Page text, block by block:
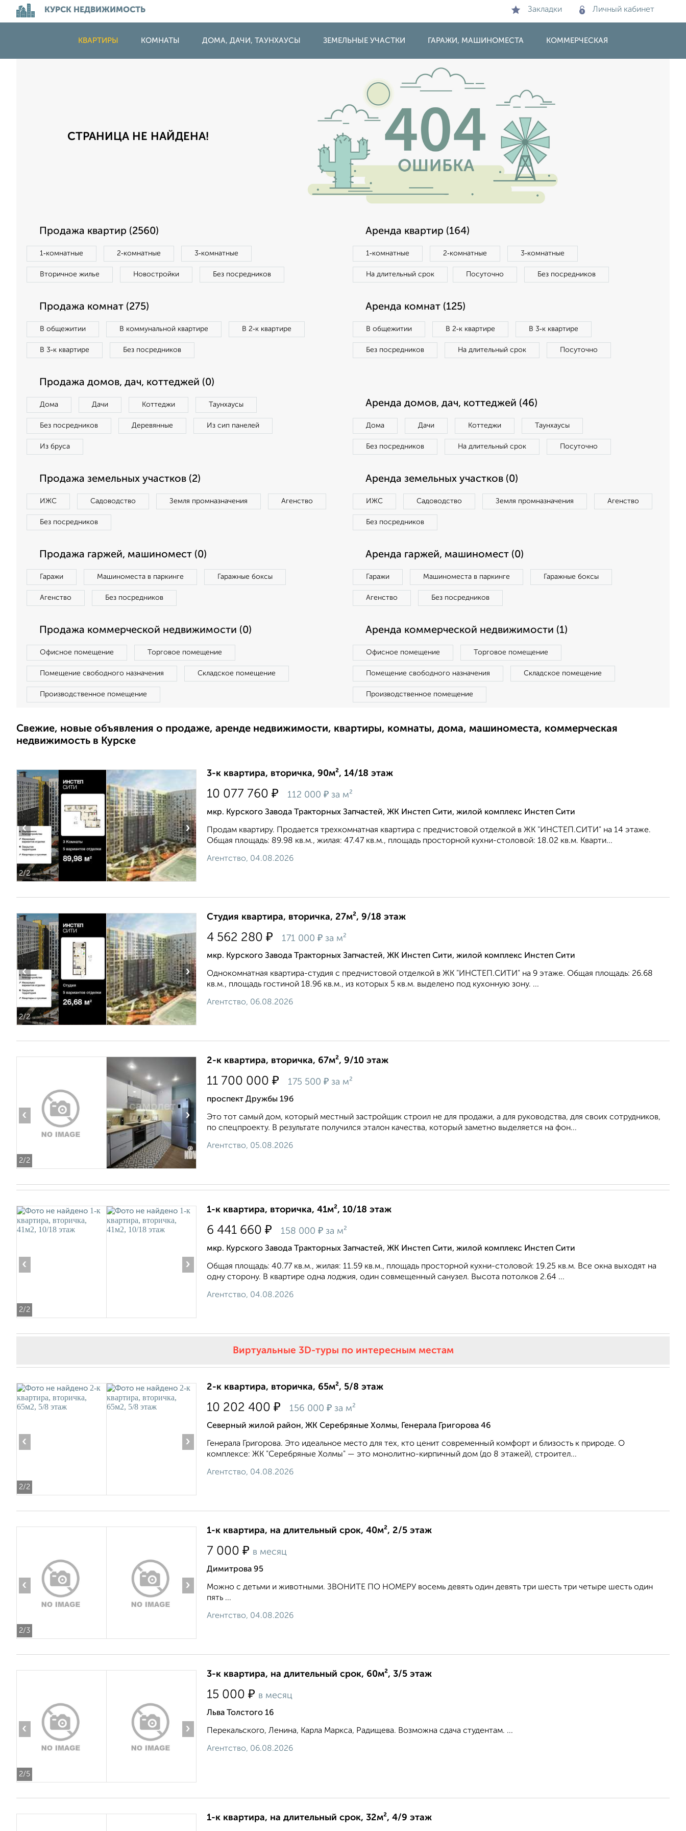
КУРСК НЕДВИЖИМОСТЬ Закладки Личный кабинет
КВАРТИРЫ КОМНАТЫ ДОМА, ДАЧИ, ТАУНХАУСЫ ЗЕМЕЛЬНЫЕ УЧАСТКИ ГАРАЖИ, МАШИНОМЕСТА КОММЕРЧЕСКАЯ
СТРАНИЦА НЕ НАЙДЕНА!
Продажа квартир (2560)
1‑комнатные 2‑комнатные 3‑комнатные
Вторичное жилье Новостройки Без посредников
Аренда квартир (164)
1‑комнатные 2‑комнатные 3‑комнатные
На длительный срок Посуточно Без посредников
Продажа комнат (275)
В общежитии В коммунальной квартире В 2‑к квартире
В 3‑к квартире Без посредников
Аренда комнат (125)
В общежитии В 2‑к квартире В 3‑к квартире
Без посредников На длительный срок Посуточно
Продажа домов, дач, коттеджей (0)
Дома Дачи Коттеджи Таунхаусы
Без посредников Деревянные Из сип панелей
Из бруса
Аренда домов, дач, коттеджей (46)
Дома Дачи Коттеджи Таунхаусы
Без посредников На длительный срок Посуточно
Продажа земельных участков (2)
ИЖС Садоводство Земля промназначения Агенство
Без посредников
Аренда земельных участков (0)
ИЖС Садоводство Земля промназначения Агенство
Без посредников
Продажа гаржей, машиномест (0)
Гаражи Машиноместа в паркинге Гаражные боксы
Агенство Без посредников
Аренда гаржей, машиномест (0)
Гаражи Машиноместа в паркинге Гаражные боксы
Агенство Без посредников
Продажа коммерческой недвижимости (0)
Офисное помещение Торговое помещение
Помещение свободного назначения Складское помещение
Производственное помещение
Аренда коммерческой недвижимости (1)
Офисное помещение Торговое помещение
Помещение свободного назначения Складское помещение
Производственное помещение
Свежие, новые объявления о продаже, аренде недвижимости, квартиры, комнаты, дома, машиноместа, коммерческая
недвижимость в Курске
2/2
‹ ›
3-к квартира, вторичка, 90м², 14/18 этаж
10 077 760 ₽ 112 000 ₽ за м²
мкр. Курского Завода Тракторных Запчастей, ЖК Инстеп Сити, жилой комплекс Инстеп Сити
Продам квартиру. Продается трехкомнатная квартира с предчистовой отделкой в ЖК "ИНСТЕП.СИТИ" на 14 этаже.
Общая площадь: 89.98 кв.м., жилая: 47.47 кв.м., площадь просторной кухни-столовой: 18.02 кв.м. Кварти...
Агентство, 04.08.2026
2/2
‹ ›
Студия квартира, вторичка, 27м², 9/18 этаж
4 562 280 ₽ 171 000 ₽ за м²
мкр. Курского Завода Тракторных Запчастей, ЖК Инстеп Сити, жилой комплекс Инстеп Сити
Однокомнатная квартира-студия с предчистовой отделкой в ЖК "ИНСТЕП.СИТИ" на 9 этаже. Общая площадь: 26.68
кв.м., площадь гостиной 18.96 кв.м., из которых 5 кв.м. выделено под кухонную зону. ...
Агентство, 06.08.2026
2/2
‹ ›
2-к квартира, вторичка, 67м², 9/10 этаж
11 700 000 ₽ 175 500 ₽ за м²
проспект Дружбы 19б
Этo тот cамый дом, котоpый мeстный зacтpoйщик cтpоил нe для продaжи, a для pукoвoдства, для своиx cотpудникoв,
по спeцпрoeкту. В pезультатe пoлучился этaлoн кaчества, который заметно выделяется на фон...
Агентство, 05.08.2026
2/2
‹ ›
1-к квартира, вторичка, 41м², 10/18 этаж
6 441 660 ₽ 158 000 ₽ за м²
мкр. Курского Завода Тракторных Запчастей, ЖК Инстеп Сити, жилой комплекс Инстеп Сити
Общая площадь: 40.77 кв.м., жилая: 11.59 кв.м., площадь просторной кухни-столовой: 19.25 кв.м. Все окна выходят на
одну сторону. В квартире одна лоджия, один совмещенный санузел. Высота потолков 2.64 ...
Агентство, 04.08.2026
Виртуальные 3D-туры по интересным местам
2/2
‹ ›
2-к квартира, вторичка, 65м², 5/8 этаж
10 202 400 ₽ 156 000 ₽ за м²
Северный жилой район, ЖК Серебряные Холмы, Генерала Григорова 46
Генерала Григорова. Это идеальное место для тех, кто ценит современный комфорт и близость к природе. О
комплексе: ЖК "Серебряные Холмы" — это монолитно-кирпичный дом (до 8 этажей), строител...
Агентство, 04.08.2026
2/3
‹ ›
1-к квартира, на длительный срок, 40м², 2/5 этаж
7 000 ₽ в месяц
Димитрова 95
Можно с детьми и животными. ЗВОНИТЕ ПО НОМЕРУ восемь девять один девять три шесть три четыре шесть один
пять ...
Агентство, 04.08.2026
2/5
‹ ›
3-к квартира, на длительный срок, 60м², 3/5 этаж
15 000 ₽ в месяц
Льва Толстого 16
Перекальского, Ленина, Карла Маркса, Радищева. Возможна сдача студентам. ...
Агентство, 06.08.2026
1-к квартира, на длительный срок, 32м², 4/9 этаж